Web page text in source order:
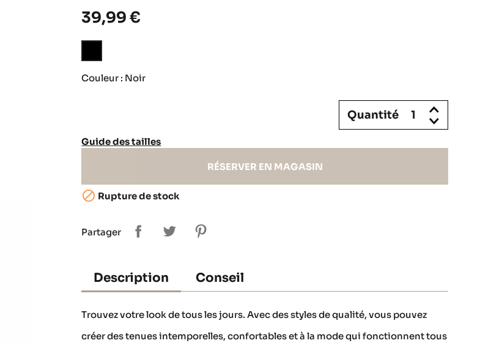
39,99 €
Couleur : Noir
Quantité
Guide des tailles
RÉSERVER EN MAGASIN
 Rupture de stock
Partager
Description Conseil
Trouvez votre look de tous les jours. Avec des styles de qualité, vous pouvez
créer des tenues intemporelles, confortables et à la mode qui fonctionnent tous